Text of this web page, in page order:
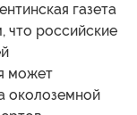
газета
что российские
может
околоземной